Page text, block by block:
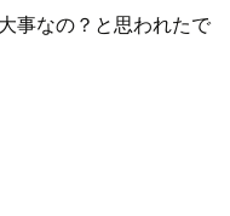
事なの？と思われたで